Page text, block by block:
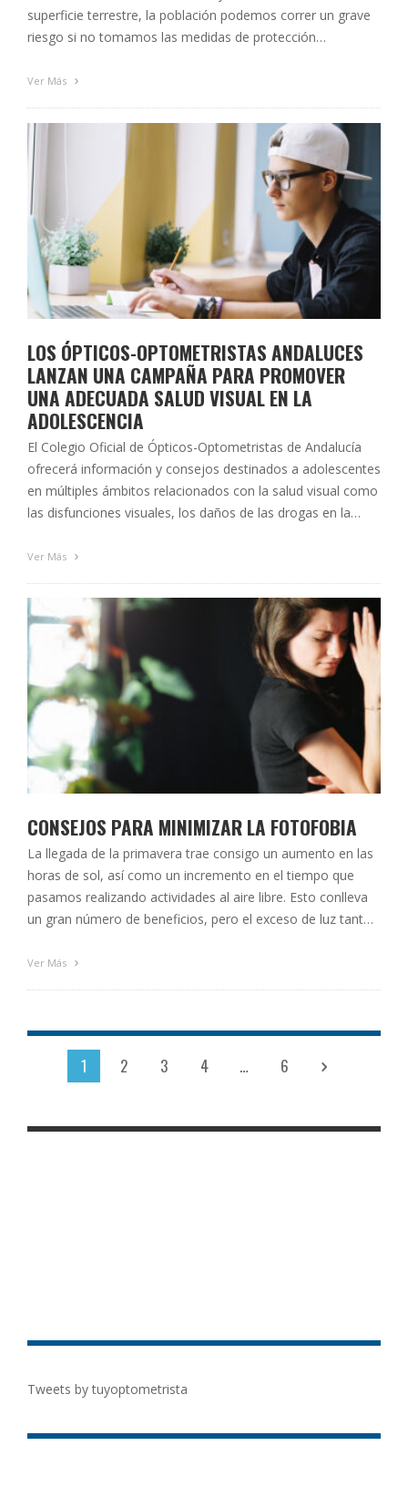
superficie terrestre, la población podemos correr un grave
riesgo si no tomamos las medidas de protección
Optometristas de Andalucía queremos subrayar la
Ver Más
LOS ÓPTICOS-OPTOMETRISTAS ANDALUCES
LANZAN UNA CAMPAÑA PARA PROMOVER
UNA ADECUADA SALUD VISUAL EN LA
ADOLESCENCIA
El Colegio Oficial de Ópticos-Optometristas de Andalucía
ofrecerá información y consejos destinados a adolescentes
en múltiples ámbitos relacionados con la salud visual como
las disfunciones visuales, los daños de las drogas en la
miopía están presente en seis de cada diez jóvenes
Ver Más
CONSEJOS PARA MINIMIZAR LA FOTOFOBIA
La llegada de la primavera trae consigo un aumento en las
horas de sol, así como un incremento en el tiempo que
pasamos realizando actividades al aire libre. Esto conlleva
un gran número de beneficios, pero el exceso de luz tanto
deslumbramientos provocados por los …
Ver Más
1 2 3 4 … 6
Tweets by tuyoptometrista